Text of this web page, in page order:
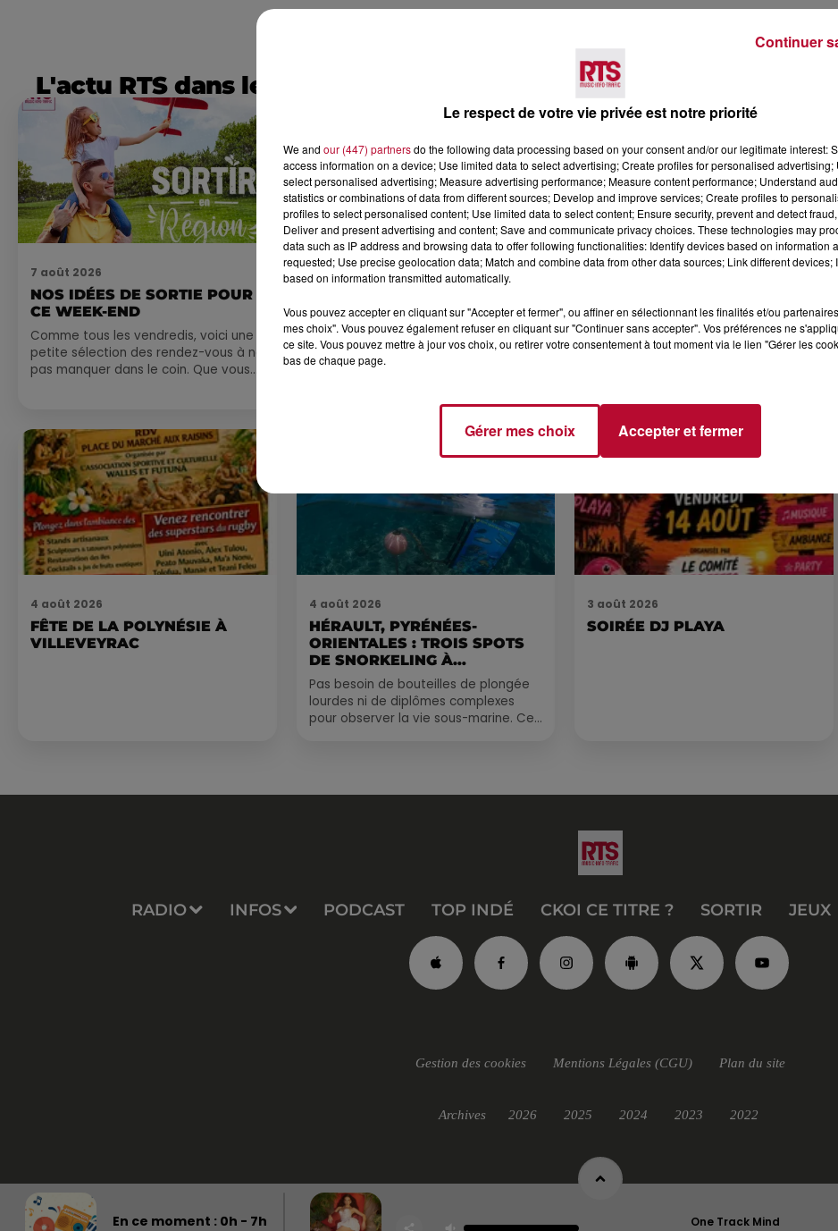
L'actu RTS dans le Sud
7 août 2026
NOS IDÉES DE SORTIE POUR
CE WEEK-END
Comme tous les vendredis, voici une
petite sélection des rendez-vous à ne
pas manquer dans le coin. Que vous
7 août 2026
MARSEILLAN
GLADIATEUR » INVESTIT LES
ARÈNES CES 3...
Après un franc succès l'été dernier, le
romain les 6, 7 et 8 août. Une fresque
4 août 2026
FÊTE DE LA POLYNÉSIE À
VILLEVEYRAC
4 août 2026
HÉRAULT, PYRÉNÉES-
ORIENTALES : TROIS SPOTS
DE SNORKELING À
EXPLORER...
Pas besoin de bouteilles de plongée
lourdes ni de diplômes complexes
pour observer la vie sous-marine. Cet
3 août 2026
SOIRÉE DJ PLAYA
RADIO INFOS PODCAST TOP INDÉ CKOI CE TITRE ? SORTIR JEUX
En ce moment : 0h - 7h One Track Mind
Gestion des cookies Mentions Légales (CGU) Plan du site
Archives 2026 2025 2024 2023 2022
Le respect de votre vie privée est notre priorité
We and our (447) partnersdo the following data processing based on your consent and/or our legitimate interest:
access information on a device; Use limited data to select advertising; Create profiles for personalised advertising;
select personalised advertising; Measure advertising performance; Measure content performance; Understand
statistics or combinations of data from different sources; Develop and improve services; Create profiles to
profiles to select personalised content; Use limited data to select content; Ensure security, prevent and detect
Deliver and present advertising and content; Save and communicate privacy choices. These technologies may
data such as IP address and browsing data to offer following functionalities: Identify devices based on information
requested; Use precise geolocation data; Match and combine data from other data sources; Link different devices;
based on information transmitted automatically.
Vous pouvez accepter en cliquant sur "Accepter et fermer", ou affiner en sélectionnant les finalités et/ou
mes choix". Vous pouvez également refuser en cliquant sur "Continuer sans accepter". Vos préférences ne
ce site. Vous pouvez mettre à jour vos choix, ou retirer votre consentement à tout moment via le lien "Gérer les
bas de chaque page.
Gérer mes choix Accepter et fermer
Continuer